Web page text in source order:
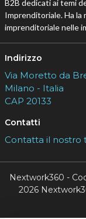
B2B dedicati ai temi
Imprenditoriale. Ha
imprenditoriale nelle
Indirizzo
Via Moretto da
Milano - Italia
CAP 20133
Contatti
Contatta il nostro
Nextwork360 -
2026